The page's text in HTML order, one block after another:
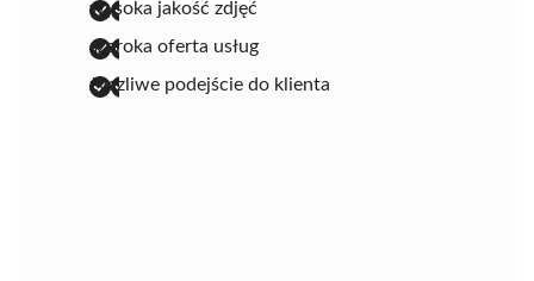
wysoka jakość zdjęć
szeroka oferta usług
życzliwe podejście do klienta